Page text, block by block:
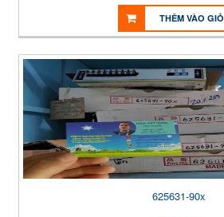
THÊM VÀO GIỎ
625631-90x